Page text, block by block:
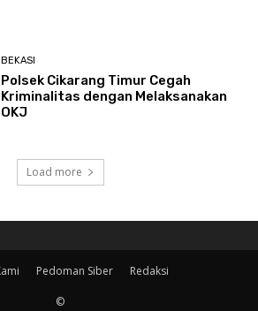
BEKASI
Polsek Cikarang Timur Cegah
Kriminalitas dengan Melaksanakan
OKJ
Load more
Pedoman Siber Redaksi
©